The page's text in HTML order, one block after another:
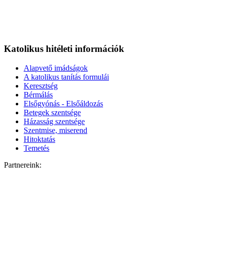
Katolikus hitéleti információk
Alapvető imádságok
A katolikus tanítás formulái
Keresztség
Bérmálás
Elsőgyónás - Elsőáldozás
Betegek szentsége
Házasság szentsége
Szentmise, miserend
Hitoktatás
Temetés
Partnereink: